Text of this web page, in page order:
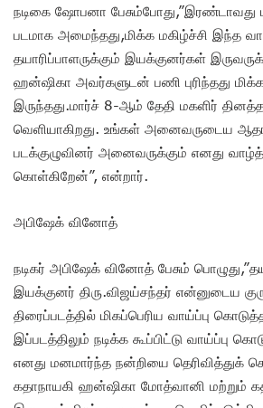
நடிகை ஷோபனா பேசும்போது,”இரண்டாவது
படமாக அமைந்தது,மிக்க மகிழ்ச்சி இந்த
தயாரிப்பாளருக்கும் இயக்குனர்கள்
ஹன்ஷிகா அவர்களுடன் பணி புரிந்தது
இருந்தது.மார்ச் 8-ஆம் தேதி மகளிர்
வெளியாகிறது. உங்கள் அனைவருடைய
படக்குழுவினர் அனைவருக்கும் எனது
கொள்கிறேன்”, என்றார்.
அபிஷேக் வினோத்
நடிகர் அபிஷேக் வினோத் பேசும்
இயக்குனர் திரு.விஜய்சந்தர் என்னுடைய
திரைப்படத்தில் மிகப்பெரிய வாய்ப்பு
இப்படத்திலும் நடிக்க கூப்பிட்டு வாய்ப்பு
எனது மனமார்ந்த நன்றியை தெரிவித்துக்
கதாநாயகி ஹன்ஷிகா மோத்வானி மற்றும்